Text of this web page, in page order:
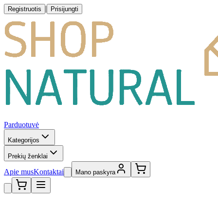
Registruotis | Prisijungti
Parduotuvė
Kategorijos
Prekių ženklai
Apie musKontaktai Mano paskyra